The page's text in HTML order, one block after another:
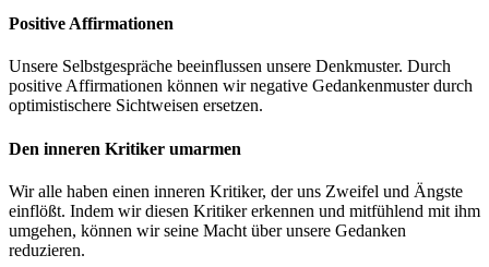
Positive Affirmationen
Unsere Selbstgespräche beeinflussen unsere Denkmuster. Durch
positive Affirmationen können wir negative Gedankenmuster durch
optimistischere Sichtweisen ersetzen.
Den inneren Kritiker umarmen
Wir alle haben einen inneren Kritiker, der uns Zweifel und Ängste
einflößt. Indem wir diesen Kritiker erkennen und mitfühlend mit ihm
umgehen, können wir seine Macht über unsere Gedanken
reduzieren.